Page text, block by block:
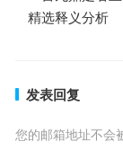
精选释义分析
发表回复
您的邮箱地址不会